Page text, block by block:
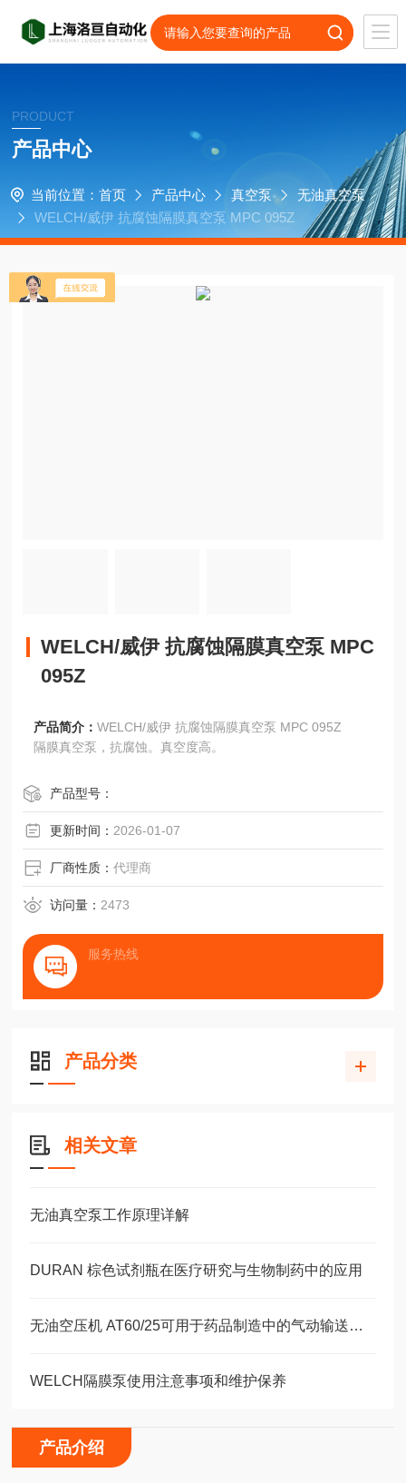
PRODUCT
产品中心
当前位置： 首页 产品中心 真空泵
无油真空泵
WELCH/威伊 抗腐蚀隔膜真空泵 MPC 095Z
WELCH/威伊 抗腐蚀隔膜真空泵 MPC
095Z
产品简介：WELCH/威伊 抗腐蚀隔膜真空泵 MPC 095Z
隔膜真空泵，抗腐蚀。真空度高。
产品型号：
更新时间： 2026-01-07
厂商性质：代理商
访问量： 2473
服务热线
产品分类
相关文章
无油真空泵工作原理详解
DURAN 棕色试剂瓶在医疗研究与生物制药中的应用
无油空压机 AT60/25可用于药品制造中的气动输送和包装
WELCH隔膜泵使用注意事项和维护保养
产品介绍